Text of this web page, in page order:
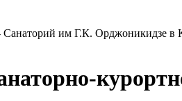
Санаторий им Г.К. Орджоникидзе в